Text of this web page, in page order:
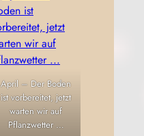
April – Der Boden
ist vor­be­rei­tet, jetzt
war­ten wir auf
Pflanzwetter …